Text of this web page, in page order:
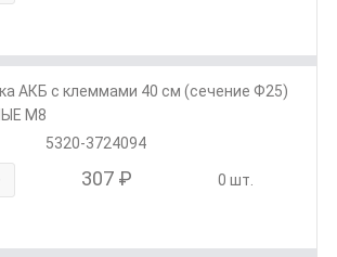
АКБ с клеммами 40 см (сечение Ф25)
М8
5320-3724094
307 ₽ 0 шт.